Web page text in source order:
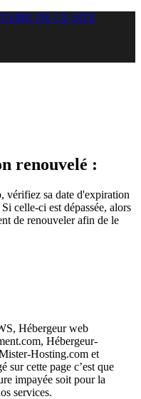
DE CE SITE
renouvelé :
vérifiez sa date d'expiration
celle-ci est dépassée, alors
de renouveler afin de le
Hébergeur web
Hébergeur-
Hosting.com et
sur cette page c’est que
impayée soit pour la
services.